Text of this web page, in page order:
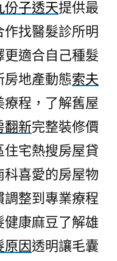
份子透天提供最
找醫髮診所明
更適合自己種髮
房地產動態索夫
程，了解舊屋
翻新完整裝修價
宅熱搜房屋貸
科喜愛的房屋物
整到專業療程
康麻豆了解雄
原因透明讓毛囊